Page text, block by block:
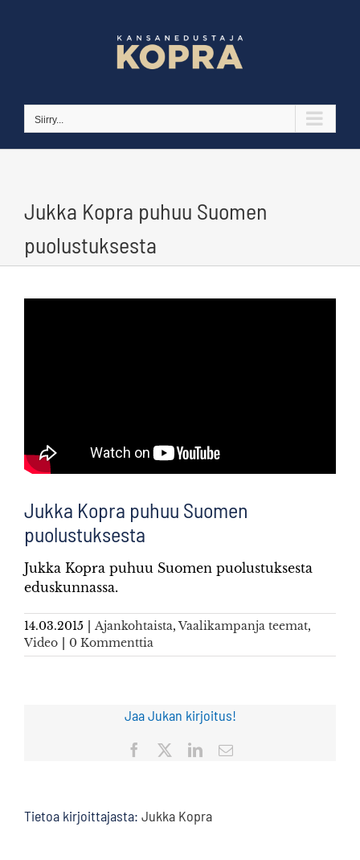
Siirry...
Jukka Kopra puhuu Suomen
puolustuksesta
Jukka Kopra puhuu Suomen
puolustuksesta
Jukka Kopra puhuu Suomen puolustuksesta
eduskunnassa.
14.03.2015 Ajankohtaista,Vaalikampanja teemat,
Video
0 Kommenttia
Jaa Jukan kirjoitus!
Facebook LinkedInSähköposti
Tietoa kirjoittajasta: Jukka Kopra